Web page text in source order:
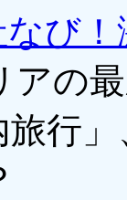
び
アの
行